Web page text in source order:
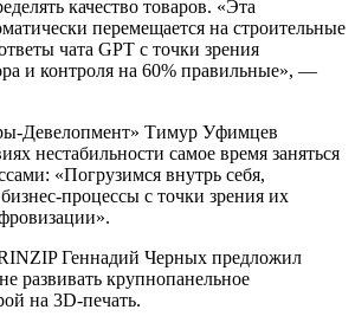
качество товаров. «Эта
перемещается на строительные
чата GPT с точки зрения
и контроля на 60% правильные», —
Девелопмент» Тимур Уфимцев
нестабильности самое время заняться
«Погрузимся внутрь себя,
процессы с точки зрения их
Геннадий Черных предложил
развивать крупнопанельное
на 3D-печать.